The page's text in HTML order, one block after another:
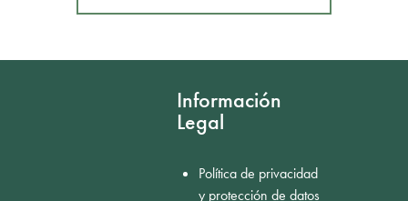
Información
Legal
Política de privacidad
y protección de datos